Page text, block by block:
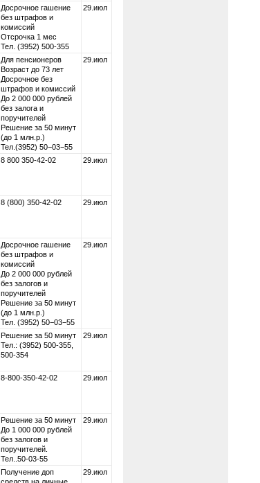
Досрочное гашение
без штрафов и
комиссий
Отсрочка 1 мес
Тел. (3952) 500-355
29.июл
Для пенсионеров
Возраст до 73 лет
Досрочное без
штрафов и комиссий
До 2 000 000 рублей
без залога и
поручителей
Решение за 50 минут
(до 1 млн.р.)
Тел.(3952) 50−03−55
29.июл
8 800 350-42-02 29.июл
8 (800) 350-42-02 29.июл
Досрочное гашение
без штрафов и
комиссий
До 2 000 000 рублей
без залогов и
поручителей
Решение за 50 минут
(до 1 млн.р.)
Тел. (3952) 50−03−55
29.июл
Решение за 50 минут
Тел.: (3952) 500-355,
500-354
29.июл
8-800-350-42-02 29.июл
Решение за 50 минут
До 1 000 000 рублей
без залогов и
поручителей.
Тел..50-03-55
29.июл
Получение доп
29.июл